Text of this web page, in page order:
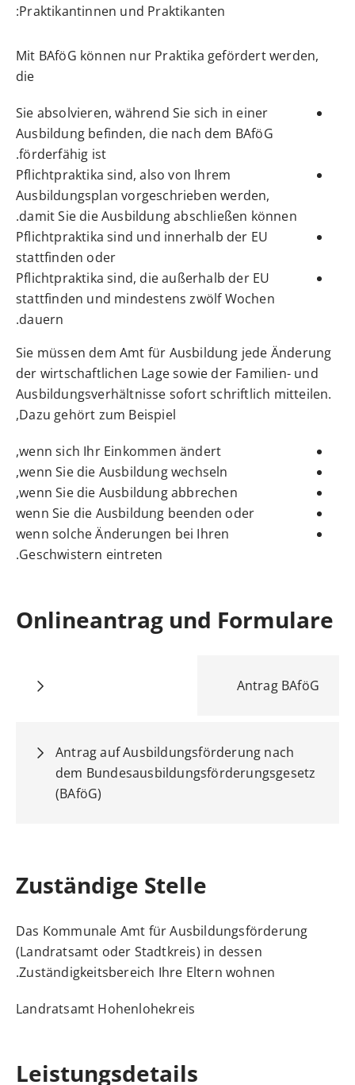
Praktikantinnen und Praktikanten:
Mit BAföG können nur Praktika gefördert werden,
die
Sie absolvieren, während Sie sich in einer
Ausbildung befinden, die nach dem BAföG
förderfähig ist.
Pflichtpraktika sind, also von Ihrem
Ausbildungsplan vorgeschrieben werden,
damit Sie die Ausbildung abschließen können.
Pflichtpraktika sind und innerhalb der EU
stattfinden oder
Pflichtpraktika sind, die außerhalb der EU
stattfinden und mindestens zwölf Wochen
dauern.
Sie müssen dem Amt für Ausbildung jede Änderung
der wirtschaftlichen Lage sowie der Familien- und
Ausbildungsverhältnisse sofort schriftlich mitteilen.
Dazu gehört zum Beispiel,
wenn sich Ihr Einkommen ändert,
wenn Sie die Ausbildung wechseln,
wenn Sie die Ausbildung abbrechen,
wenn Sie die Ausbildung beenden oder
wenn solche Änderungen bei Ihren
Geschwistern eintreten.
Onlineantrag und Formulare
Antrag BAföG
Antrag auf Ausbildungsförderung nach
dem Bundesausbildungsförderungsgesetz
(BAföG)
Zuständige Stelle
Das Kommunale Amt für Ausbildungsförderung
(Landratsamt oder Stadtkreis) in dessen
Zuständigkeitsbereich Ihre Eltern wohnen.
Landratsamt Hohenlohekreis
Leistungsdetails